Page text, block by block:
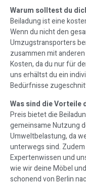
Warum solltest du
Beiladung ist eine
Wenn du nicht den
Umzugstransporters
zusammen mit
Kosten, da du nur für
uns erhältst du ein
Bedürfnisse
Was sind die Vorteile
Preis bietet die
gemeinsame Nutzung
Umweltbelastung, da
unterwegs sind.
Expertenwissen und
wie wir deine Möbel
schonend von Berlin